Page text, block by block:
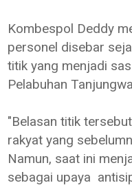
Kombespol Deddy
personel disebar
titik yang menjadi
Pelabuhan
"Belasan titik
rakyat yang
Namun, saat ini
sebagai upaya